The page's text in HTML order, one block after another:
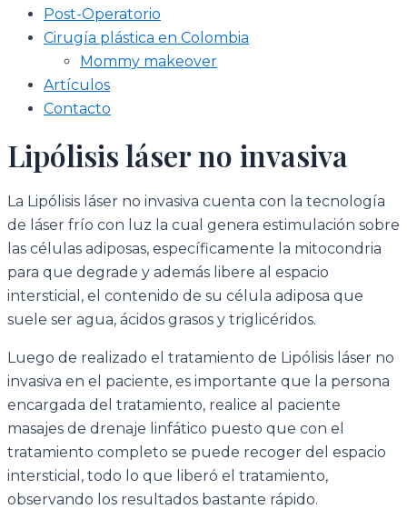
Post-Operatorio
Cirugía plástica en Colombia
Mommy makeover
Artículos
Contacto
Lipólisis láser no invasiva
La Lipólisis láser no invasiva cuenta con la tecnología
de láser frío con luz la cual genera estimulación sobre
las células adiposas, específicamente la mitocondria
para que degrade y además libere al espacio
intersticial, el contenido de su célula adiposa que
suele ser agua, ácidos grasos y triglicéridos.
Luego de realizado el tratamiento de Lipólisis láser no
invasiva en el paciente, es importante que la persona
encargada del tratamiento, realice al paciente
masajes de drenaje linfático puesto que con el
tratamiento completo se puede recoger del espacio
intersticial, todo lo que liberó el tratamiento,
observando los resultados bastante rápido.